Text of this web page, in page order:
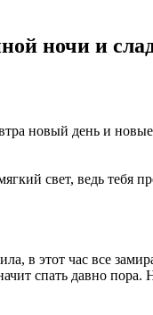
ночи и
новый день и
свет, ведь тебя
в этот час все
спать давно